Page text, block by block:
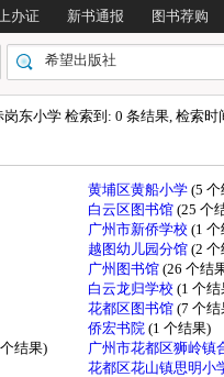
办证 新书通报 图书荐购
东小学 检索到: 0 条结果, 检索时
黄埔区黄船小学 (5
白云区图书馆 (25 个
广州市新侨学校 (1
越图幼儿园分馆 (2
广州图书馆 (26 个结
白云龙归学校 (1 个结
花都区图书馆 (7 个结
侨宏书院 (1 个结果)
结果)
广州市花都区狮岭镇
花都区花山镇思明小